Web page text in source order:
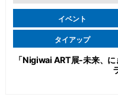
イベント
タイアップ
「Nigiwai ART展-未来、